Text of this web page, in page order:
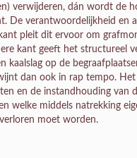
verwijderen, dán wordt de
De verantwoordelijkheid en
pleit dit ervoor om
kant geeft het structureel
kaalslag op de
dan ook in rap tempo.
en de instandhouding van
welke middels natrekking
moet worden.